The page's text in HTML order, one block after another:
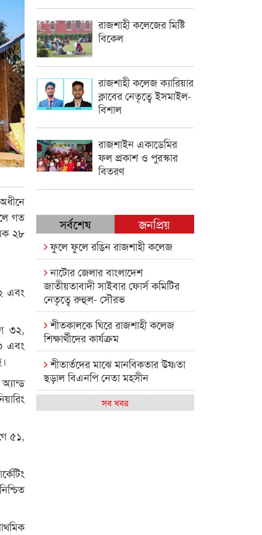
গত
২৮
এবং
৩২,
এবং
৫১,
রাজশাহী কলেজের মিষ্টি
বিকেল
রাজশাহী কলেজ ক্যারিয়ার
ক্লাবের নেতৃত্বে ইসমাইল-
বিশাল
রাজশাইন একাডেমির
ফল প্রকাশ ও পুরস্কার
বিতরণ
সর্বশেষ জনপ্রিয়
ফুলে ফুলে রঙিন রাজশাহী কলেজ
নাটোর জেলার বাংলাদেশ
জাতীয়তাবাদী সাইবার ফোর্স কমিটির
নেতৃত্বে রুহুল- সৌরভ
শীতকালকে ঘিরে রাজশাহী কলেজ
শিক্ষার্থীদের কার্যক্রম
শীতার্তদের মাঝে মানবিকতার উষ্ণতা
ছড়াল বিএনপি নেতা মহসীন
রাজশাহী কলেজের মিষ্টি বিকেল
সব খবর